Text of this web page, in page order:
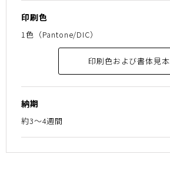
印刷色
1色（Pantone/DIC）
印刷色および書体見本
納期
約3～4週間